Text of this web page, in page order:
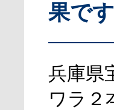
果です
兵庫県
ワラ２